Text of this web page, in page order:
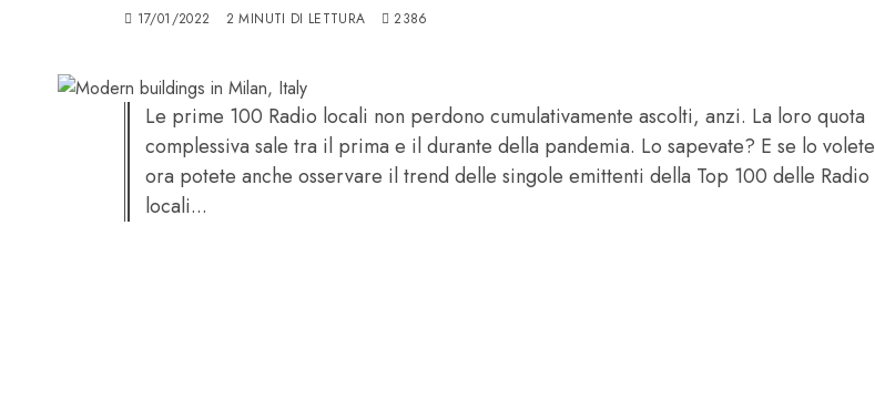
17/01/2022 2 MINUTI DI LETTURA 2386
Le prime 100 Radio locali non perdono cumulativamente ascolti, anzi. La loro quota
complessiva sale tra il prima e il durante della pandemia. Lo sapevate? E se lo volete
ora potete anche osservare il trend delle singole emittenti della Top 100 delle Radio
locali...